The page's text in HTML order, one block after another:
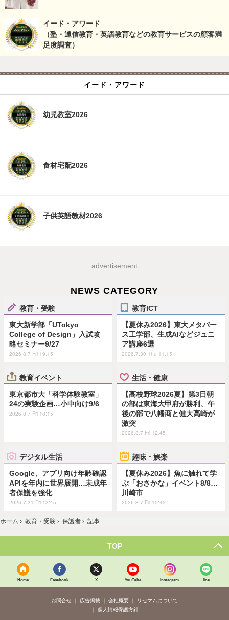
イード・アワード
（塾・通信教育・英語教育などの教育サービスの顧客満
足度調査）
イード・アワード
幼児教室2026
食材宅配2026
子供英語教材2026
advertisement
NEWS CATEGORY
教育・受験
東大新学部「UTokyo
College of Design」入試攻
略セミナー9/27
2026.8.7 Fri 19:15
教育ICT
【夏休み2026】東大メタバー
ス工学部、生成AIなどジュニ
ア講座6選
2026.7.30 Thu 11:15
教育イベント
東京都市大「科学体験教室」
24の実験企画…小中向け9/6
2026.8.7 Fri 18:15
生活・健康
【高校野球2026夏】第3日朝
の部は東海大甲府が勝利、午
後の部で八幡商と健大高崎が
激突
2026.8.7 Fri 12:45
デジタル生活
Google、アプリ向け年齢確認
APIを年内に世界展開…未成年
者保護を強化
2026.7.31 Fri 13:45
趣味・娯楽
【夏休み2026】魚に触れて学
ぶ「おさかな」イベント8/8…
川崎市
2026.8.7 Fri 10:45
ホーム › 教育・受験 › 保護者 › 記事
TOP
Home Facebook X YouTube Instagram line
お問合せ 広告掲載 会社概要
リセマムについて
個人情報保護方針